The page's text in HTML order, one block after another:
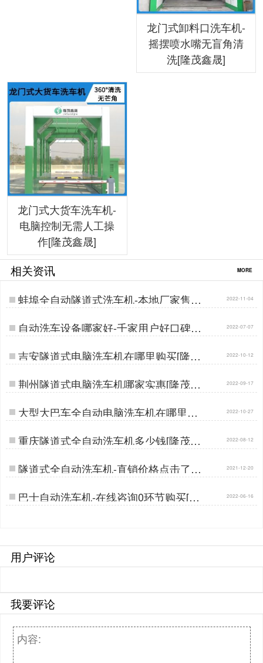
龙门式卸料口洗车机-
摇摆喷水嘴无盲角清
洗[隆茂鑫晟]
龙门式大货车洗车机-
电脑控制无需人工操
作[隆茂鑫晟]
相关资讯 MORE
蚌埠全自动隧道式洗车机-本地厂家售后
无忧[隆茂鑫晟]…
2022-11-04
自动洗车设备哪家好-千家用户好口碑厂
家[隆茂鑫晟]…
2022-07-07
吉安隧道式电脑洗车机在哪里购买[隆茂
鑫晟]…
2022-10-12
荆州隧道式电脑洗车机哪家实惠[隆茂鑫
晟]…
2022-09-17
大型大巴车全自动电脑洗车机在哪里购
买[隆茂鑫晟]…
2022-10-27
重庆隧道式全自动洗车机多少钱[隆茂鑫
晟]…
2022-08-12
隧道式全自动洗车机-直销价格点击了解
[隆茂鑫晟]…
2021-12-20
巴士自动洗车机-在线咨询0环节购买[隆
茂鑫晟]…
2022-06-16
用户评论
我要评论